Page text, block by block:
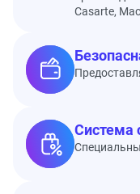
Casarte,
Система